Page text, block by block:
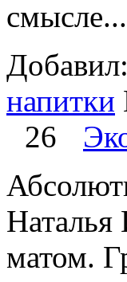
напитки
26
Наталья
матом.